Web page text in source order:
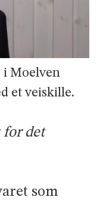
i Moelven
et veiskille.
for det
som